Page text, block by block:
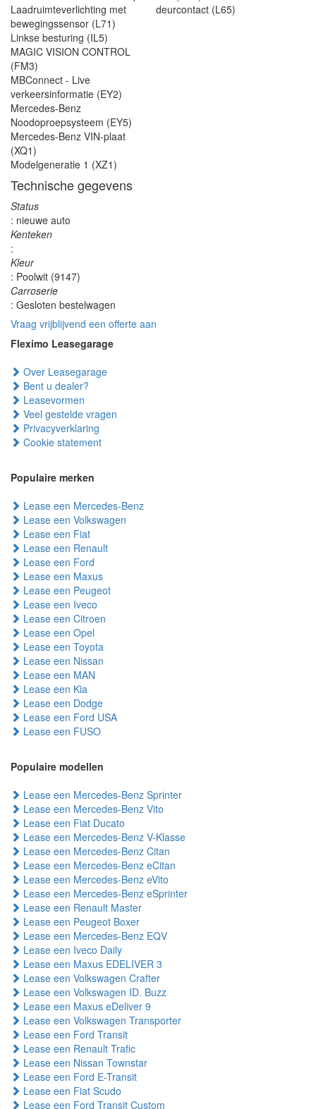
Laadruimteverlichting met
bewegingssensor (L71)
Linkse besturing (IL5)
MAGIC VISION CONTROL
(FM3)
MBConnect - Live
verkeersinformatie (EY2)
Mercedes-Benz
Noodoproepsysteem (EY5)
Mercedes-Benz VIN-plaat
(XQ1)
Modelgeneratie 1 (XZ1)
deurcontact (L65)
Technische gegevens
Status
: nieuwe auto
Kenteken
:
Kleur
: Poolwit (9147)
Carroserie
: Gesloten bestelwagen
Vraag vrijblijvend een offerte aan
Fleximo Leasegarage
Over Leasegarage
Bent u dealer?
Leasevormen
Veel gestelde vragen
Privacyverklaring
Cookie statement
Populaire merken
Lease een Mercedes-Benz
Lease een Volkswagen
Lease een Fiat
Lease een Renault
Lease een Ford
Lease een Maxus
Lease een Peugeot
Lease een Iveco
Lease een Citroen
Lease een Opel
Lease een Toyota
Lease een Nissan
Lease een MAN
Lease een Kia
Lease een Dodge
Lease een Ford USA
Lease een FUSO
Populaire modellen
Lease een Mercedes-Benz Sprinter
Lease een Mercedes-Benz Vito
Lease een Fiat Ducato
Lease een Mercedes-Benz V-Klasse
Lease een Mercedes-Benz Citan
Lease een Mercedes-Benz eCitan
Lease een Mercedes-Benz eVito
Lease een Mercedes-Benz eSprinter
Lease een Renault Master
Lease een Peugeot Boxer
Lease een Mercedes-Benz EQV
Lease een Iveco Daily
Lease een Maxus EDELIVER 3
Lease een Volkswagen Crafter
Lease een Volkswagen ID. Buzz
Lease een Maxus eDeliver 9
Lease een Volkswagen Transporter
Lease een Ford Transit
Lease een Renault Trafic
Lease een Nissan Townstar
Lease een Ford E-Transit
Lease een Fiat Scudo
Lease een Ford Transit Custom